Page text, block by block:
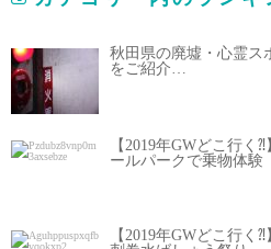
秋田県の廃墟・心霊ス
をご紹介…
【2019年GWどこ行く
ールパークで乗物体験
【2019年GWどこ行